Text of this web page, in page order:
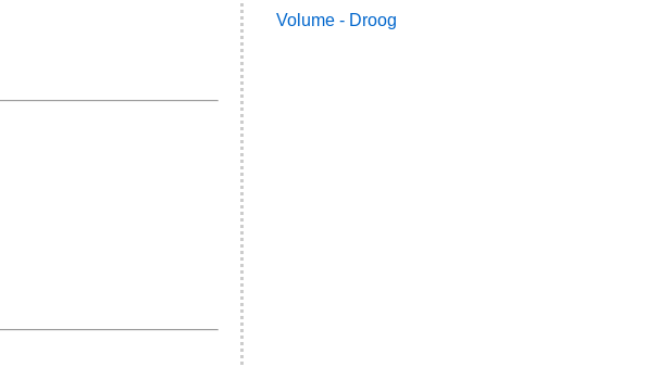
Volume - Droog